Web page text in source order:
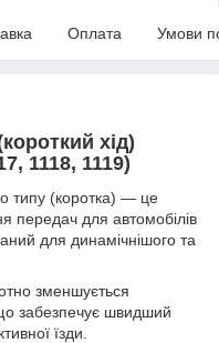
Оплата Умови
хід)
1118, 1119)
типу (коротка) — це
передач для автомобілів
для динамічнішого та
зменшується
забезпечує швидший
їзди.